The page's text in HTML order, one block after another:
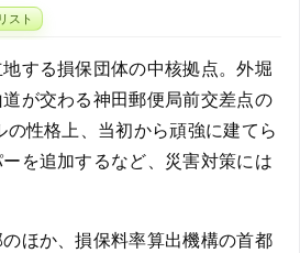
スト
する損保団体の中核拠点。外堀
が交わる神田郵便局前交差点の
性格上、当初から頑強に建てら
を追加するなど、災害対策には
ほか、損保料率算出機構の首都